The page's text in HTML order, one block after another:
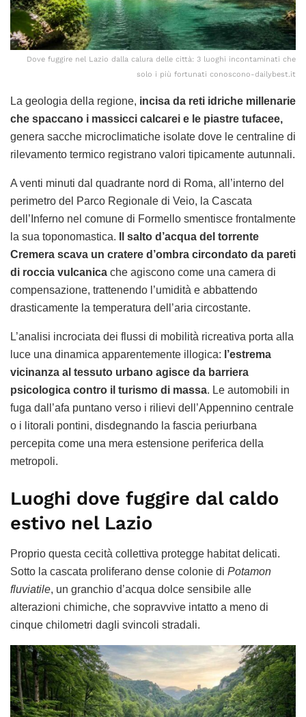
Dove fuggire nel Lazio dalla calura delle città: 3 luoghi incontaminati che
solo i più fortunati conoscono-dailybest.it
La geologia della regione, incisa da reti idriche millenarie
che spaccano i massicci calcarei e le piastre tufacee,
genera sacche microclimatiche isolate dove le centraline di
rilevamento termico registrano valori tipicamente autunnali.
A venti minuti dal quadrante nord di Roma, all’interno del
perimetro del Parco Regionale di Veio, la Cascata
dell’Inferno nel comune di Formello smentisce frontalmente
la sua toponomastica. Il salto d’acqua del torrente
Cremera scava un cratere d’ombra circondato da pareti
di roccia vulcanica che agiscono come una camera di
compensazione, trattenendo l’umidità e abbattendo
drasticamente la temperatura dell’aria circostante.
L’analisi incrociata dei flussi di mobilità ricreativa porta alla
luce una dinamica apparentemente illogica: l’estrema
vicinanza al tessuto urbano agisce da barriera
psicologica contro il turismo di massa. Le automobili in
fuga dall’afa puntano verso i rilievi dell’Appennino centrale
o i litorali pontini, disdegnando la fascia periurbana
percepita come una mera estensione periferica della
metropoli.
Luoghi dove fuggire dal caldo
estivo nel Lazio
Proprio questa cecità collettiva protegge habitat delicati.
Sotto la cascata proliferano dense colonie di Potamon
fluviatile, un granchio d’acqua dolce sensibile alle
alterazioni chimiche, che sopravvive intatto a meno di
cinque chilometri dagli svincoli stradali.